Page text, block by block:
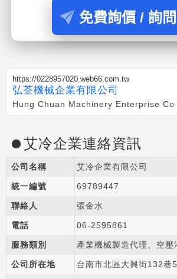
免費詢價 / 詢
https://0228957020.web66.com.tw
弘荃機械企業有限公司
Hung Chuan Machinery Enterprise Co
艾冷企業連絡資訊
公司名稱 艾冷企業有限公司
統一編號 69789447
聯絡人 張金水
電話 06-2595861
服務類別 產業機械製造代理、空壓
公司所在地 台南市北區大興街132巷